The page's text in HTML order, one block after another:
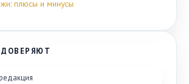
плюсы и минусы